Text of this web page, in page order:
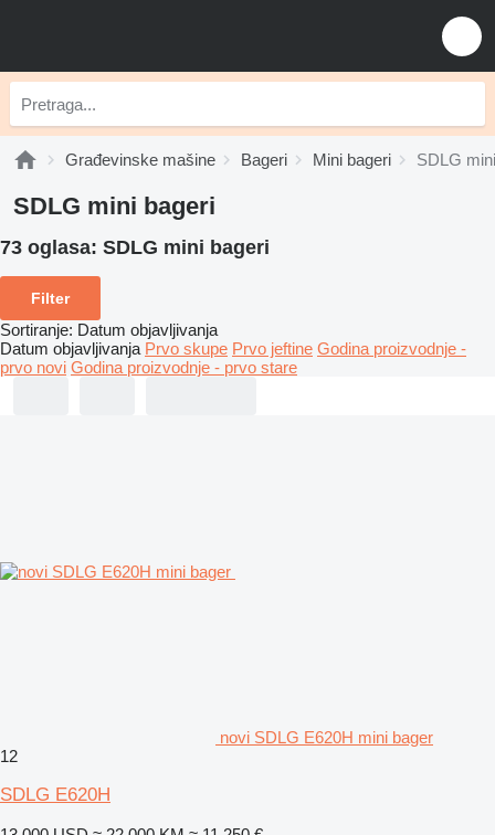
Građevinske mašine Bageri Mini bageri SDLG
SDLG mini bageri
73 oglasa: SDLG mini bageri
Filter
Sortiranje: Datum objavljivanja
Datum objavljivanja Prvo skupe Prvo jeftine Godina proizvodnje -
prvo novi Godina proizvodnje - prvo stare
novi SDLG E620H mini bager
12
SDLG E620H